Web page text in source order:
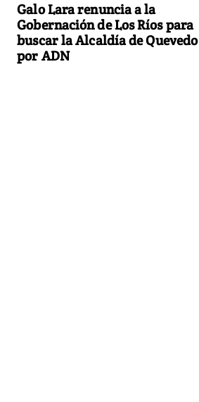
Galo Lara renuncia a la
Gobernación de Los Ríos para
buscar la Alcaldía de Quevedo
por ADN